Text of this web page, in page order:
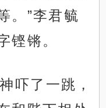
。”李君毓
铿锵。
吓了一跳，